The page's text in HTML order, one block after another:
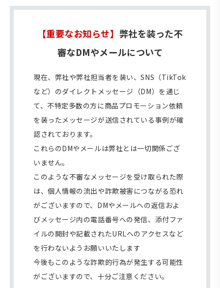
【重要なお知らせ】 弊社を装った不
審なDMやメールについて
現在、弊社や弊社担当者を装い、SNS（TikTok
など）のダイレクトメッセージ（DM）を通じ
て、不特定多数の方に商品プロモーション依頼
を装ったメッセージが送信されている事例が確
認されております。
これらのDMやメールは弊社とは一切関係ござ
いません。
このような不審なメッセージを受け取られた際
は、個人情報の流出や詐欺被害につながる恐れ
がございますので、DMやメールへの返信およ
びメッセージ内の電話番号への発信、添付ファ
イルの開封や記載されたURLへのアクセスなど
を行わないようお願いいたします
今後もこのような詐欺的行為が発生する可能性
がございますので、十分ご注意ください。